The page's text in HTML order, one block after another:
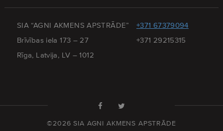
SIA “AGNI AKMENS APSTRĀDE”
Brīvības iela 173 – 27
Rīga, Latvija, LV – 1012
+371 67379094
+371 29215315
©2026 SIA AGNI AKMENS APSTRĀDE